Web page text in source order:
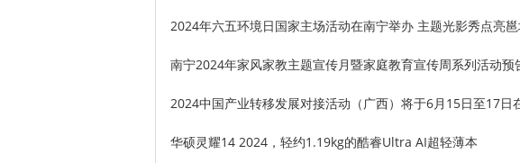
2024年六五环境日国家主场活动在南宁举办 主题光影秀点亮
南宁2024年家风家教主题宣传月暨家庭教育宣传周系列活动预
2024中国产业转移发展对接活动（广西）将于6月15日至17日
华硕灵耀14 2024，轻约1.19kg的酷睿Ultra AI超轻薄本